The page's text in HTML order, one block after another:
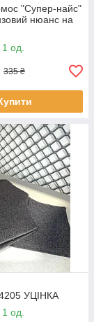
"Супер-найс"
нюанс на
од.
335 ₴
УЦІНКА
од.